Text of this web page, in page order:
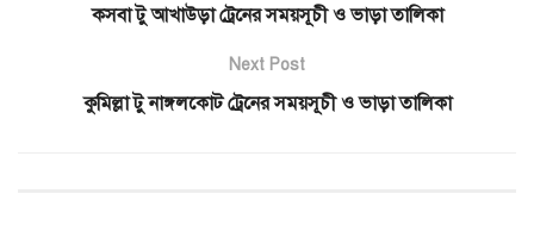
কসবা টু আখাউড়া ট্রেনের সময়সূচী ও ভাড়া তালিকা
Next Post
কুমিল্লা টু নাঙ্গলকোট ট্রেনের সময়সূচী ও ভাড়া তালিকা